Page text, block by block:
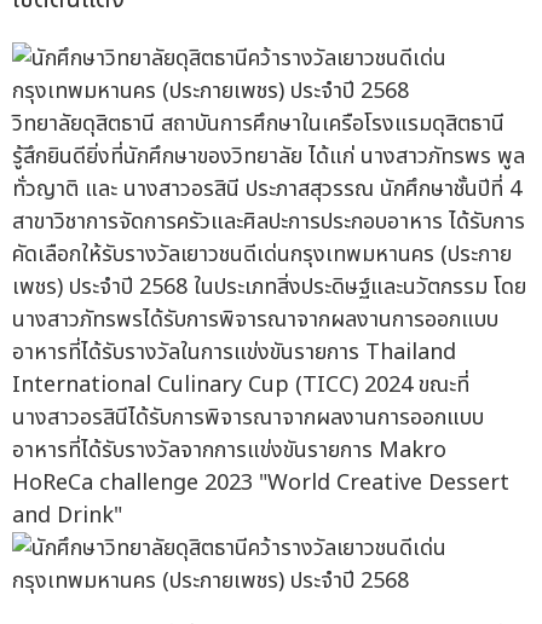
วิทยาลัยดุสิตธานี สถาบันการศึกษาในเครือโรงแรมดุสิตธานี
รู้สึกยินดียิ่งที่นักศึกษาของวิทยาลัย ได้แก่ นางสาวภัทรพร พูล
ทั่วญาติ และ นางสาวอรสินี ประภาสสุวรรณ นักศึกษาชั้นปีที่ 4
สาขาวิชาการจัดการครัวและศิลปะการประกอบอาหาร ได้รับการ
คัดเลือกให้รับรางวัลเยาวชนดีเด่นกรุงเทพมหานคร (ประกาย
เพชร) ประจำปี 2568 ในประเภทสิ่งประดิษฐ์และนวัตกรรม โดย
นางสาวภัทรพรได้รับการพิจารณาจากผลงานการออกแบบ
อาหารที่ได้รับรางวัลในการแข่งขันรายการ Thailand
International Culinary Cup (TICC) 2024 ขณะที่
นางสาวอรสินีได้รับการพิจารณาจากผลงานการออกแบบ
อาหารที่ได้รับรางวัลจากการแข่งขันรายการ Makro
HoReCa challenge 2023 "World Creative Dessert
and Drink"